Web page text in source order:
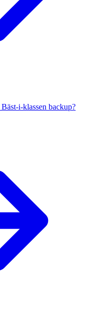
Bäst-i-klassen backup?